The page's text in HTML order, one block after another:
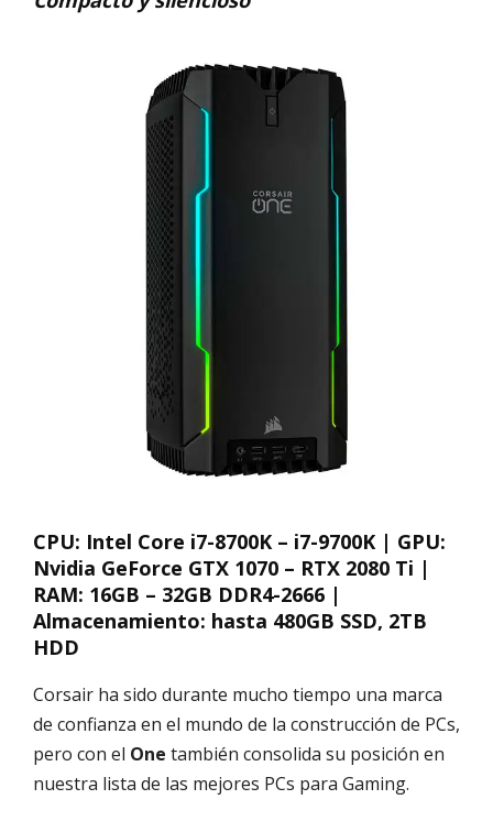
CPU: Intel Core i7-8700K – i7-9700K | GPU:
Nvidia GeForce GTX 1070 – RTX 2080 Ti |
RAM: 16GB – 32GB DDR4-2666 |
Almacenamiento: hasta 480GB SSD, 2TB
HDD
Corsair ha sido durante mucho tiempo una marca
de confianza en el mundo de la construcción de PCs,
pero con el One también consolida su posición en
nuestra lista de las mejores PCs para Gaming.